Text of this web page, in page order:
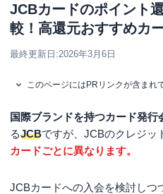
JCBカードのポイント
較！高還元おすすめカ
最終更新日:2026年3月6日
このページにはPRリンクが含まれ
国際ブランドを持つカード発行
るJCBですが、JCBのクレジッ
カードごとに異なります。
JCBカードへの入会を検討しつ